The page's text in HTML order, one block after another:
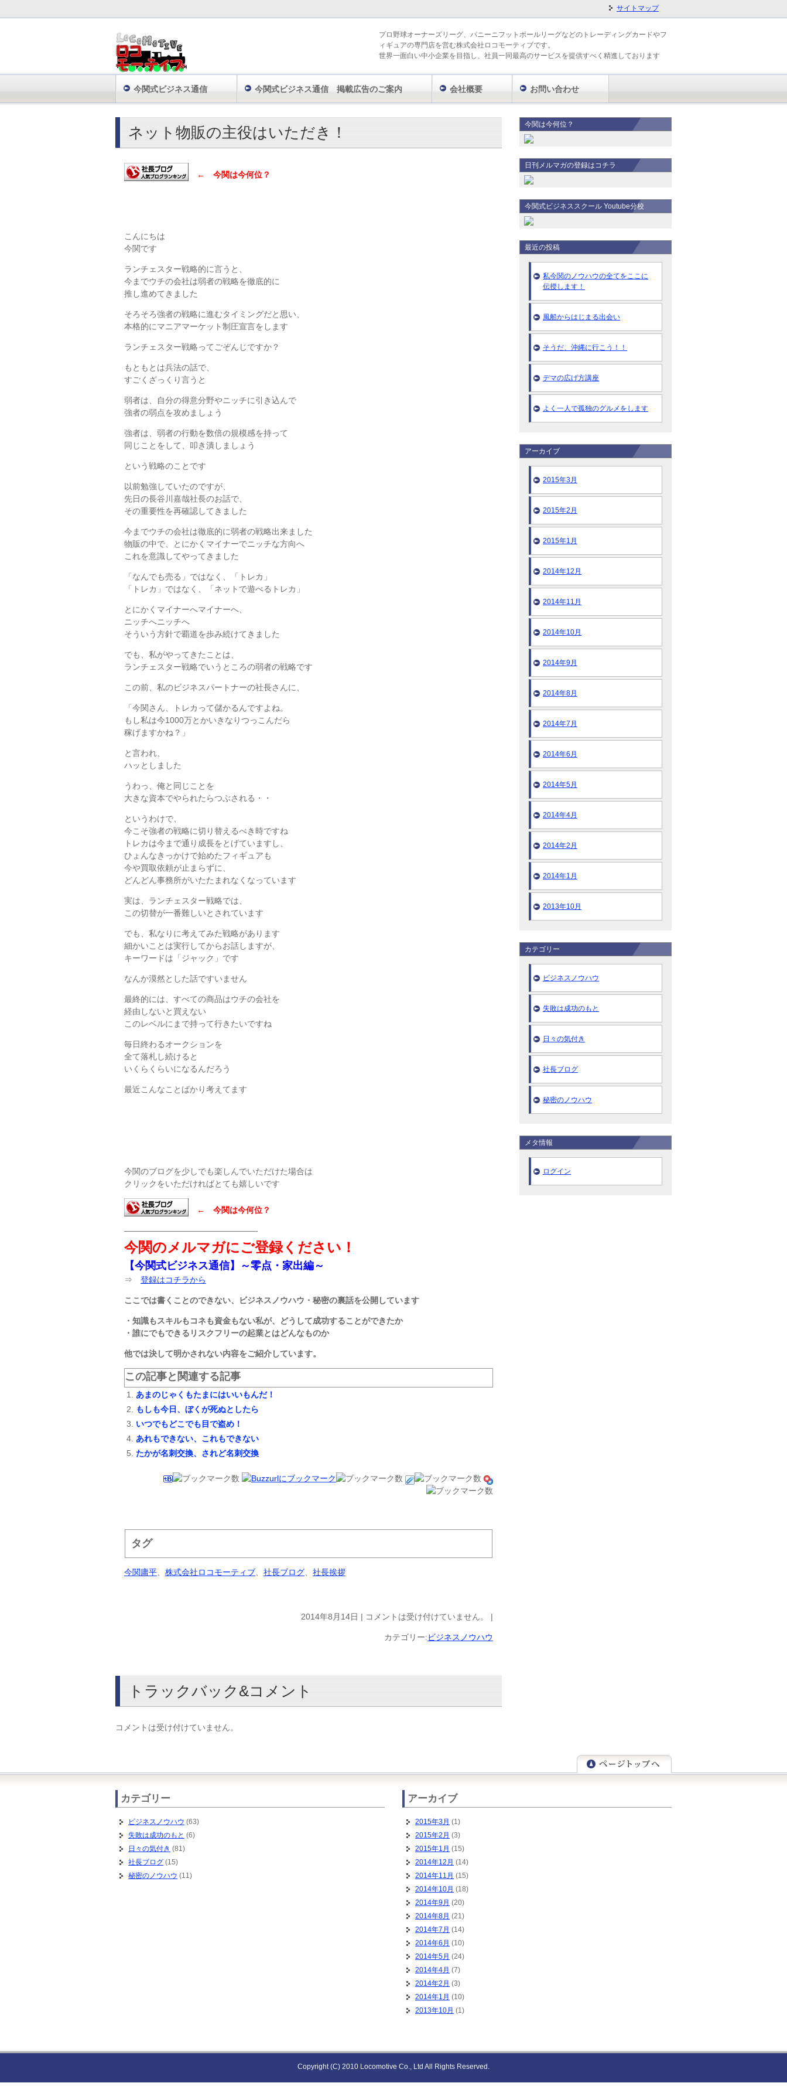
ネット物販の主役はいただき！
← 今関は今何位？
こんにちは
今関です
ランチェスター戦略的に言うと、
今までウチの会社は弱者の戦略を徹底的に
推し進めてきました
そろそろ強者の戦略に進むタイミングだと思い、
本格的にマニアマーケット制圧宣言をします
ランチェスター戦略ってごぞんじですか？
もともとは兵法の話で、
すごくざっくり言うと
弱者は、自分の得意分野やニッチに引き込んで
強者の弱点を攻めましょう
強者は、弱者の行動を数倍の規模感を持って
同じことをして、叩き潰しましょう
という戦略のことです
以前勉強していたのですが、
先日の長谷川嘉哉社長のお話で、
その重要性を再確認してきました
今までウチの会社は徹底的に弱者の戦略出来ました
物販の中で、とにかくマイナーでニッチな方向へ
これを意識してやってきました
「なんでも売る」ではなく、「トレカ」
「トレカ」ではなく、「ネットで遊べるトレカ」
とにかくマイナーへマイナーへ、
ニッチへニッチへ
そういう方針で覇道を歩み続けてきました
でも、私がやってきたことは、
ランチェスター戦略でいうところの弱者の戦略です
この前、私のビジネスパートナーの社長さんに、
「今関さん、トレカって儲かるんですよね。
もし私は今1000万とかいきなりつっこんだら
稼げますかね？」
と言われ、
ハッとしました
うわっ、俺と同じことを
大きな資本でやられたらつぶされる・・
というわけで、
今こそ強者の戦略に切り替えるべき時ですね
トレカは今まで通り成長をとげていますし、
ひょんなきっかけで始めたフィギュアも
今や買取依頼が止まらずに、
どんどん事務所がいたたまれなくなっています
実は、ランチェスター戦略では、
この切替が一番難しいとされています
でも、私なりに考えてみた戦略があります
細かいことは実行してからお話しますが、
キーワードは「ジャック」です
なんか漠然とした話ですいません
最終的には、すべての商品はウチの会社を
経由しないと買えない
このレベルにまで持って行きたいですね
毎日終わるオークションを
全て落札し続けると
いくらくらいになるんだろう
最近こんなことばかり考えてます
今関のブログを少しでも楽しんでいただけた場合は
クリックをいただければとても嬉しいです
← 今関は今何位？
————————————————-
今関のメルマガにご登録ください！
【今関式ビジネス通信】～零点・家出編～
⇒ 登録はコチラから
ここでは書くことのできない、ビジネスノウハウ・秘密の裏話を公開しています
・知識もスキルもコネも資金もない私が、どうして成功することができたか
・誰にでもできるリスクフリーの起業とはどんなものか
他では決して明かされない内容をご紹介しています。
この記事と関連する記事
あまのじゃくもたまにはいいもんだ！
もしも今日、ぼくが死ぬとしたら
いつでもどこでも目で盗め！
あれもできない、これもできない
たかが名刺交換、されど名刺交換
タグ
今関庸平 株式会社ロコモーティブ 社長ブログ 社長挨拶
2014年8月14日 | コメントは受け付けていません。 |
カテゴリー:ビジネスノウハウ
トラックバック&コメント
コメントは受け付けていません。
今関は今何位？
日刊メルマガの登録はコチラ
今関式ビジネススクール Youtube分校
最近の投稿
私今関のノウハウの全てをここに
伝授します！
風船からはじまる出会い
そうだ、沖縄に行こう！！
デマの広げ方講座
よく一人で孤独のグルメをします
アーカイブ
2015年3月
2015年2月
2015年1月
2014年12月
2014年11月
2014年10月
2014年9月
2014年8月
2014年7月
2014年6月
2014年5月
2014年4月
2014年2月
2014年1月
2013年10月
カテゴリー
ビジネスノウハウ
失敗は成功のもと
日々の気付き
社長ブログ
秘密のノウハウ
メタ情報
ログイン
カテゴリー
ビジネスノウハウ (63)
失敗は成功のもと (6)
日々の気付き (81)
社長ブログ (15)
秘密のノウハウ (11)
アーカイブ
2015年3月 (1)
2015年2月 (3)
2015年1月 (15)
2014年12月 (14)
2014年11月 (15)
2014年10月 (18)
2014年9月 (20)
2014年8月 (21)
2014年7月 (14)
2014年6月 (10)
2014年5月 (24)
2014年4月 (7)
2014年2月 (3)
2014年1月 (10)
2013年10月 (1)
Copyright (C) 2010 Locomotive Co., Ltd All Rights Reserved.
サイトマップ
プロ野球オーナーズリーグ、パニーニフットボールリーグなどのトレーディングカードやフ
ィギュアの専門店を営む株式会社ロコモーティブです。
世界一面白い中小企業を目指し、社員一同最高のサービスを提供すべく精進しております
今関式ビジネス通信 今関式ビジネス通信 掲載広告のご案内 会社概要 お問い合わせ